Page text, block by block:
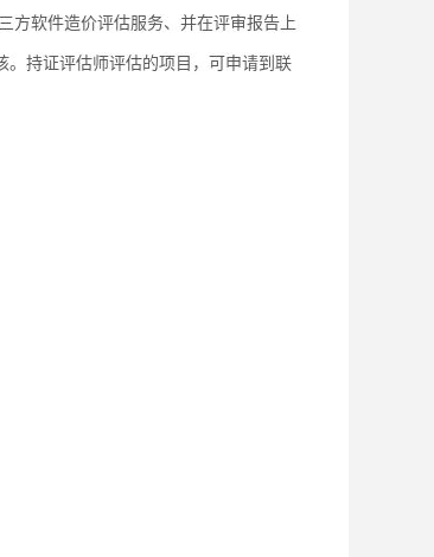
软件造价评估服务、并在评审报告上
。持证评估师评估的项目，可申请到联